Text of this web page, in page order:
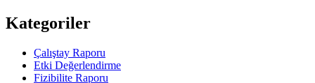
Kategoriler
Çalıştay Raporu
Etki Değerlendirme
Fizibilite Raporu